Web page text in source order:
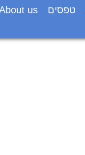
טפסים us